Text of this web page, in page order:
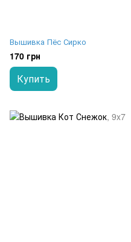
Вышивка Пёс Сирко
170 грн
Купить